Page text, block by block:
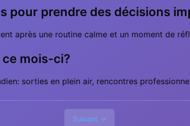
pour prendre des décisions
après une routine calme et un moment de
mois-ci?
sorties en plein air, rencontres
Suivant →